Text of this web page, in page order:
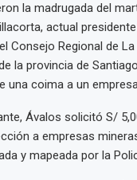
la madrugada del
actual
Consejo Regional de
la provincia de
una coima a un
Ávalos solicitó S/
a empresas
y mapeada por la